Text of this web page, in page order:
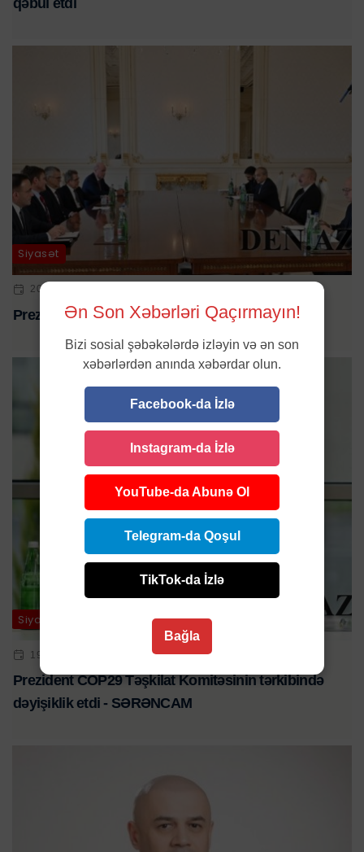
qəbul etdi
Siyasət
20 SEN 2023 | 15:12
Prezident qəbul keçirdi
Siyasət
19 YAN 2024 | 15:08
Prezident COP29 Təşkilat Komitəsinin tərkibində
dəyişiklik etdi - SƏRƏNCAM
Ən Son Xəbərləri Qaçırmayın!
Bizi sosial şəbəkələrdə izləyin və ən son
xəbərlərdən anında xəbərdar olun.
Facebook-da İzlə
Instagram-da İzlə
YouTube-da Abunə Ol
Telegram-da Qoşul
TikTok-da İzlə
Bağla